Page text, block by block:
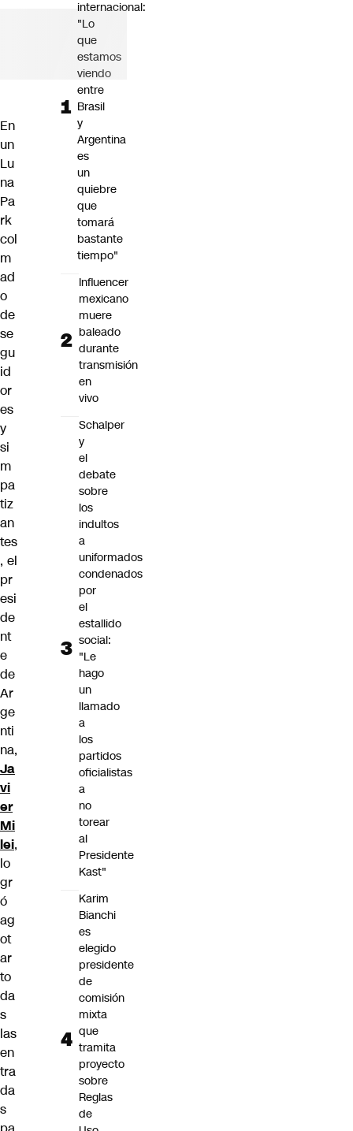
En
un
Lu
na
Pa
rk
col
m
ad
o
de
se
gu
id
or
es
y
si
m
pa
tiz
an
tes
, el
pr
esi
de
nt
e
de
Ar
ge
nti
na,
Ja
vi
er
Mi
lei,
lo
gr
ó
ag
ot
ar
to
da
s
las
en
tra
da
s
internacional:
"Lo
que
estamos
viendo
entre
Brasil
y
Argentina
es
un
quiebre
que
tomará
bastante
tiempo"
Influencer
mexicano
muere
baleado
durante
transmisión
en
vivo
Schalper
y
el
debate
sobre
los
indultos
a
uniformados
condenados
por
el
estallido
social:
"Le
hago
un
llamado
a
los
partidos
oficialistas
a
no
torear
al
Presidente
Kast"
Karim
Bianchi
es
elegido
presidente
de
comisión
mixta
que
tramita
proyecto
sobre
Reglas
de